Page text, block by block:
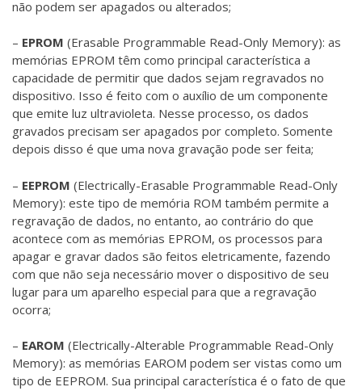
não podem ser apagados ou alterados;
– EPROM (Erasable Programmable Read-Only Memory): as
memórias EPROM têm como principal característica a
capacidade de permitir que dados sejam regravados no
dispositivo. Isso é feito com o auxílio de um componente
que emite luz ultravioleta. Nesse processo, os dados
gravados precisam ser apagados por completo. Somente
depois disso é que uma nova gravação pode ser feita;
– EEPROM (Electrically-Erasable Programmable Read-Only
Memory): este tipo de memória ROM também permite a
regravação de dados, no entanto, ao contrário do que
acontece com as memórias EPROM, os processos para
apagar e gravar dados são feitos eletricamente, fazendo
com que não seja necessário mover o dispositivo de seu
lugar para um aparelho especial para que a regravação
ocorra;
– EAROM (Electrically-Alterable Programmable Read-Only
Memory): as memórias EAROM podem ser vistas como um
tipo de EEPROM. Sua principal característica é o fato de que